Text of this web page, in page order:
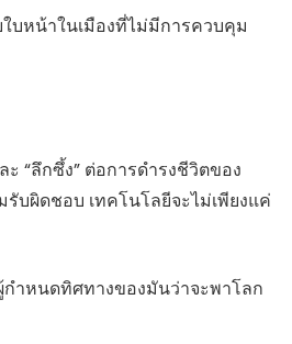
บหน้าในเมืองที่ไม่มีการควบคุม
“ลึกซึ้ง” ต่อการดำรงชีวิตของ
บผิดชอบ เทคโนโลยีจะไม่เพียงแค่
ำหนดทิศทางของมันว่าจะพาโลก